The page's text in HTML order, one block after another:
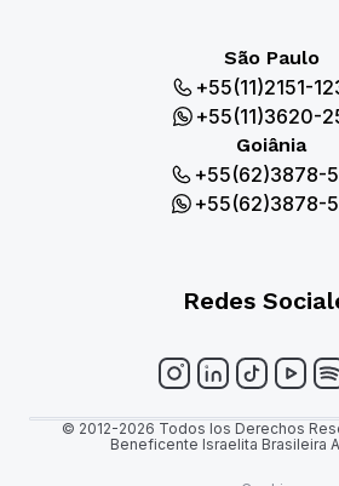
São Paulo
+55(11)2151-
+55(11)3620-
Goiânia
+55(62)3878-
+55(62)3878-
Redes
© 2012-2026 Todos los Derechos
Beneficente Israelita Brasileira